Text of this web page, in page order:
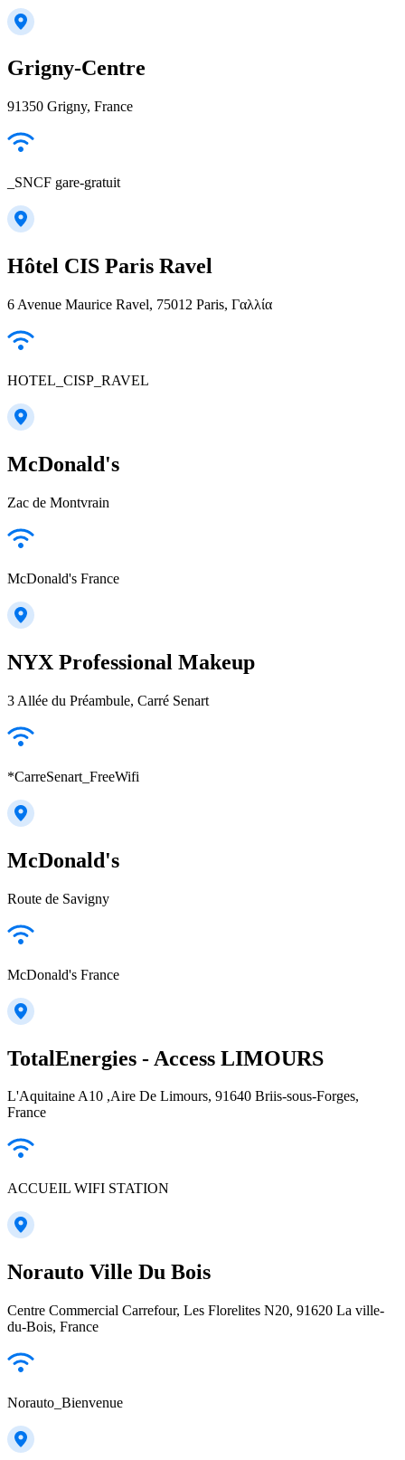
Grigny-Centre
91350 Grigny, France
_SNCF gare-gratuit
Hôtel CIS Paris Ravel
6 Avenue Maurice Ravel, 75012 Paris, Γαλλία
HOTEL_CISP_RAVEL
McDonald's
Zac de Montvrain
McDonald's France
NYX Professional Makeup
3 Allée du Préambule, Carré Senart
*CarreSenart_FreeWifi
McDonald's
Route de Savigny
McDonald's France
TotalEnergies - Access LIMOURS
L'Aquitaine A10 ,Aire De Limours, 91640 Briis-sous-Forges,
France
ACCUEIL WIFI STATION
Norauto Ville Du Bois
Centre Commercial Carrefour, Les Florelites N20, 91620 La ville-
du-Bois, France
Norauto_Bienvenue